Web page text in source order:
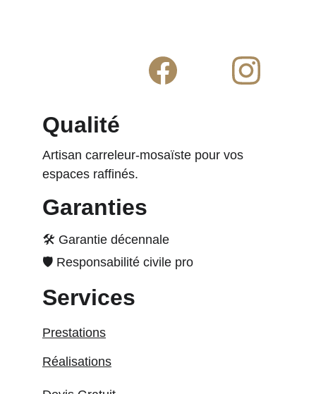
Qualité
Artisan carreleur-mosaïste pour vos
espaces raffinés.
Services
Prestations
Réalisations
🛠️ Garantie décennale
Garanties
🛡️ Responsabilité civile pro